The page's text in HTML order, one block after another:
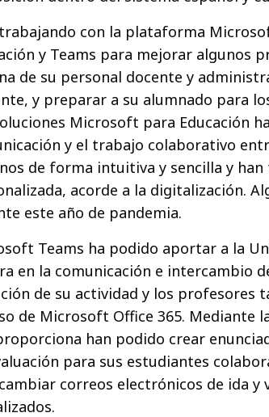
con la plataforma
y Teams para mejorar algunos
de su personal docente y
y preparar a su alumnado para
Microsoft para Educación
y el trabajo colaborativo
de forma intuitiva y sencilla y
acorde a la digitalización.
este año de pandemia.
Teams ha podido aportar a la
en la comunicación e intercambio
de su actividad y los profesores
de Microsoft Office 365. Mediante
han podido crear
para sus estudiantes
correos electrónicos de ida y